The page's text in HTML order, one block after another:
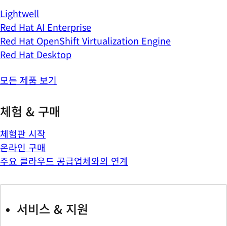
Lightwell
Red Hat AI Enterprise
Red Hat OpenShift Virtualization Engine
Red Hat Desktop
모든 제품 보기
체험 & 구매
체험판 시작
온라인 구매
주요 클라우드 공급업체와의 연계
서비스 & 지원